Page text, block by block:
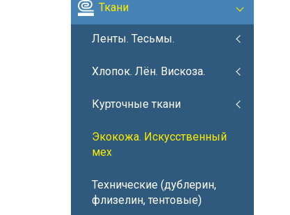
Ткани
Ленты. Тесьмы.
Хлопок. Лён. Вискоза.
Курточные ткани
Экокожа. Искусственный
мех
Технические (дублерин,
флизелин, тентовые)